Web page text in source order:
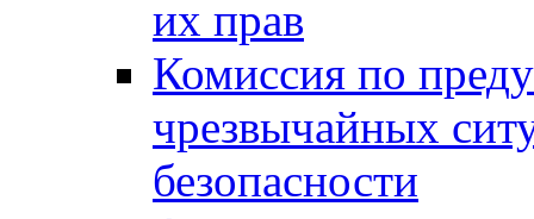
их прав
Комиссия по
чрезвычайных
безопасности